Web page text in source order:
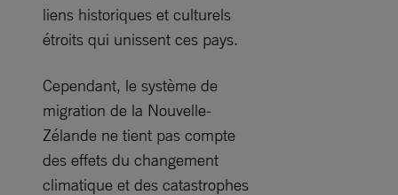
liens historiques et culturels
étroits qui unissent ces pays.
Cependant, le système de
migration de la Nouvelle-
Zélande ne tient pas compte
des effets du changement
climatique et des catastrophes